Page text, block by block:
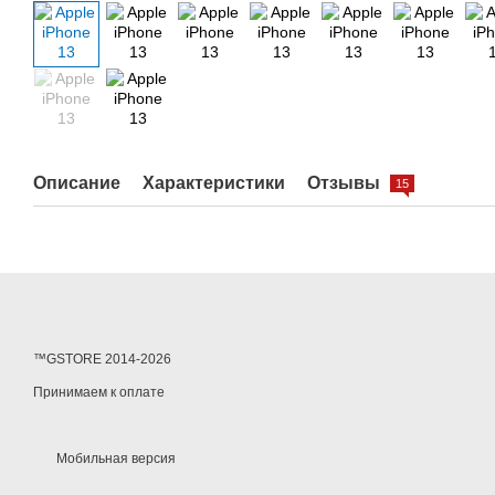
Описание Характеристики Отзывы 15
™GSTORE 2014-2026
Принимаем к оплате
Мобильная версия